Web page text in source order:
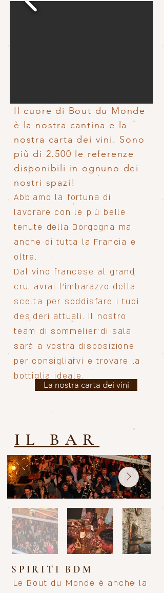
Il cuore di Bout du Monde
è la nostra cantina e la
nostra carta dei vini. Sono
più di 2.500 le referenze
disponibili in ognuno dei
nostri spazi!
Abbiamo la fortuna di
lavorare con le più belle
tenute della Borgogna ma
anche di tutta la Francia e
oltre.
Dal vino francese al grand
cru, avrai l'imbarazzo della
scelta per soddisfare i tuoi
desideri attuali. Il nostro
team di sommelier di sala
sarà a vostra disposizione
per consigliarvi e trovare la
bottiglia ideale.
La nostra carta dei vini
IL BAR
SPIRITI BDM
Le Bout du Monde è anche la